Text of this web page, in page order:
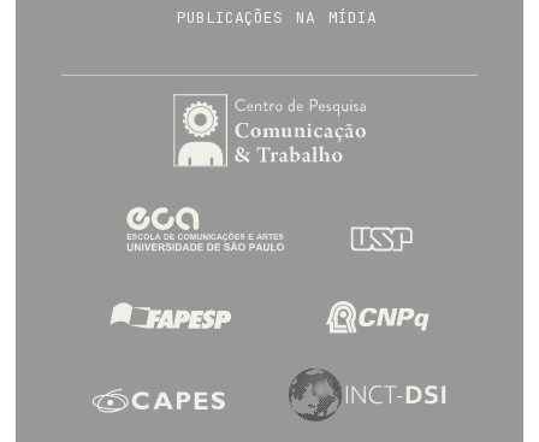
publicações na mídia